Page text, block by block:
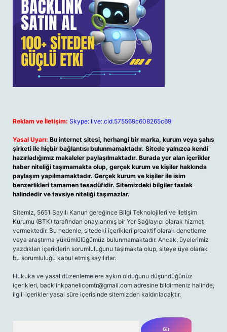
Reklam ve İletişim: Skype: live:.cid.575569c608265c69
Yasal Uyarı: Bu internet sitesi, herhangi bir marka, kurum veya şahıs
şirketi ile hiçbir bağlantısı bulunmamaktadır. Sitede yalnızca kendi
hazırladığımız makaleler paylaşılmaktadır. Burada yer alan içerikler
haber niteliği taşımamakta olup, gerçek kurum ve kişiler hakkında
paylaşım yapılmamaktadır. Gerçek kurum ve kişiler ile isim
benzerlikleri tamamen tesadüfidir. Sitemizdeki bilgiler taslak
halindedir ve tavsiye niteliği taşımazlar.
Sitemiz, 5651 Sayılı Kanun gereğince Bilgi Teknolojileri ve İletişim
Kurumu (BTK) tarafından onaylanmış bir Yer Sağlayıcı olarak hizmet
vermektedir. Bu nedenle, sitedeki içerikleri proaktif olarak denetleme
veya araştırma yükümlülüğümüz bulunmamaktadır. Ancak, üyelerimiz
yazdıkları içeriklerin sorumluluğunu taşımakta olup, siteye üye olarak
bu sorumluluğu kabul etmiş sayılırlar.
Hukuka ve yasal düzenlemelere aykırı olduğunu düşündüğünüz
içerikleri, backlinkpanelicomtr@gmail.com adresine bildirmeniz halinde,
ilgili içerikler yasal süre içerisinde sitemizden kaldırılacaktır.